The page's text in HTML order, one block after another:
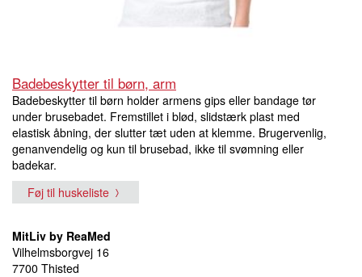
Badebeskytter til børn, arm
Badebeskytter til børn holder armens gips eller bandage tør
under brusebadet. Fremstillet i blød, slidstærk plast med
elastisk åbning, der slutter tæt uden at klemme. Brugervenlig,
genanvendelig og kun til brusebad, ikke til svømning eller
badekar.
Føj til huskeliste
MitLiv by ReaMed
Vilhelmsborgvej 16
7700 Thisted